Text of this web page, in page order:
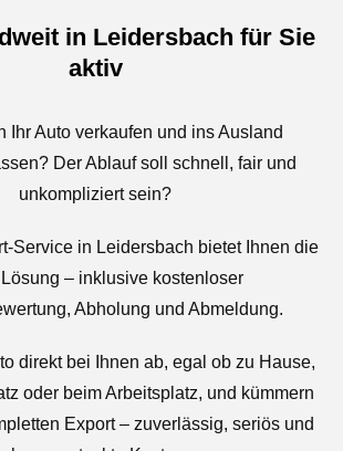
in Leidersbach für Sie
aktiv
Ihr Auto verkaufen und ins Ausland
Der Ablauf soll schnell, fair und
unkompliziert sein?
Service in Leidersbach bietet Ihnen die
– inklusive kostenloser
Abholung und Abmeldung.
direkt bei Ihnen ab, egal ob zu Hause,
oder beim Arbeitsplatz, und kümmern
Export – zuverlässig, seriös und